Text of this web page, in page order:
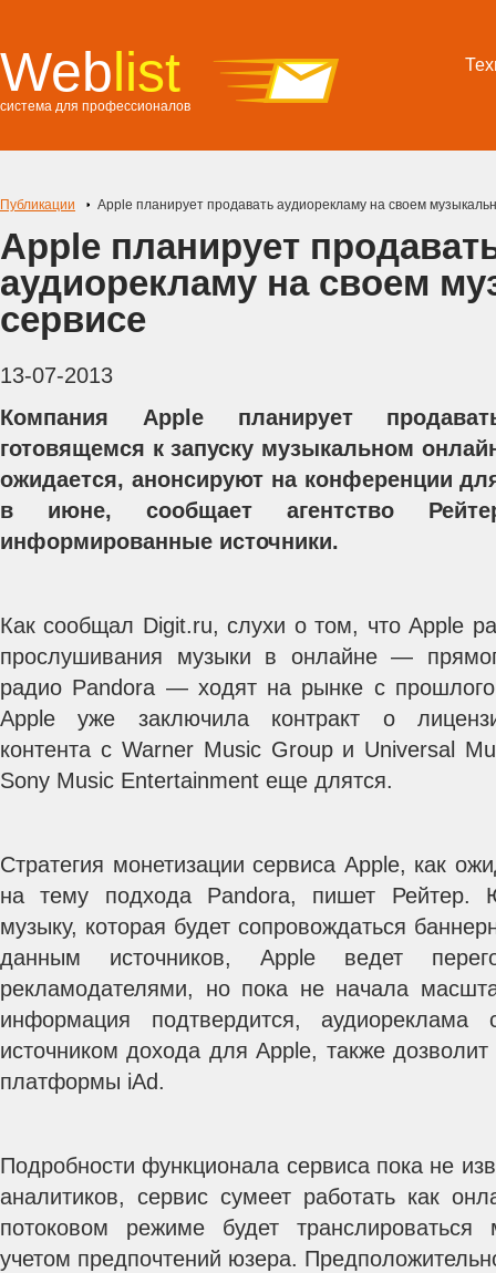
Weblist
система для профессионалов
Публикации Apple планирует продавать аудиорекламу на своем
Apple планирует
аудиорекламу на своем
сервисе
13-07-2013
Компания Apple планирует
готовящемся к запуску музыкальном
ожидается, анонсируют на конференции
в июне, сообщает агентство
информированные источники.
Как сообщал Digit.ru, слухи о том, что Apple
прослушивания музыки в онлайне —
радио Pandora — ходят на рынке с
Apple уже заключила контракт о
контента с Warner Music Group и Universal
Sony Music Entertainment еще длятся.
Стратегия монетизации сервиса Apple, как
на тему подхода Pandora, пишет Рейтер.
музыку, которая будет сопровождаться
данным источников, Apple ведет
рекламодателями, но пока не начала
информация подтвердится, аудиореклама
источником дохода для Apple, также дозволит
платформы iAd.
Подробности функционала сервиса пока не
аналитиков, сервис сумеет работать как
потоковом режиме будет
учетом предпочтений юзера.